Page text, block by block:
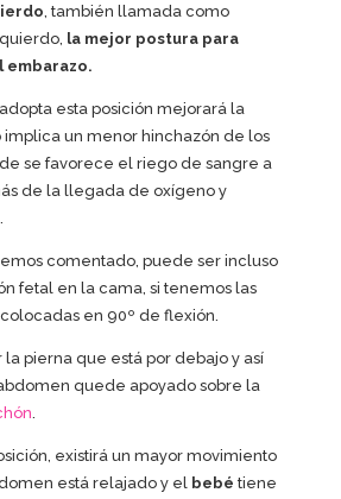
, también llamada como
la mejor postura para
embarazo.
esta posición mejorará la
implica un menor hinchazón de los
se favorece el riego de sangre a
de la llegada de oxígeno y
comentado, puede ser incluso
fetal en la cama, si tenemos las
en 90º de flexión.
pierna que está por debajo y así
quede apoyado sobre la
existirá un mayor movimiento
está relajado y el bebé tiene